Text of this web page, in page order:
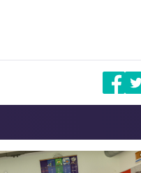
journalistiek en
en herkennen hoe